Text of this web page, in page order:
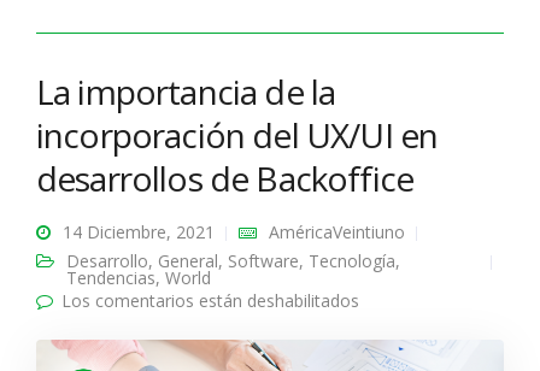
La importancia de la
incorporación del UX/UI en
desarrollos de Backoffice
14 Diciembre, 2021
AméricaVeintiuno
Desarrollo, General, Software, Tecnología,
Tendencias, World
Los comentarios están deshabilitados
UX/UI en desarrollos
de Backoffice